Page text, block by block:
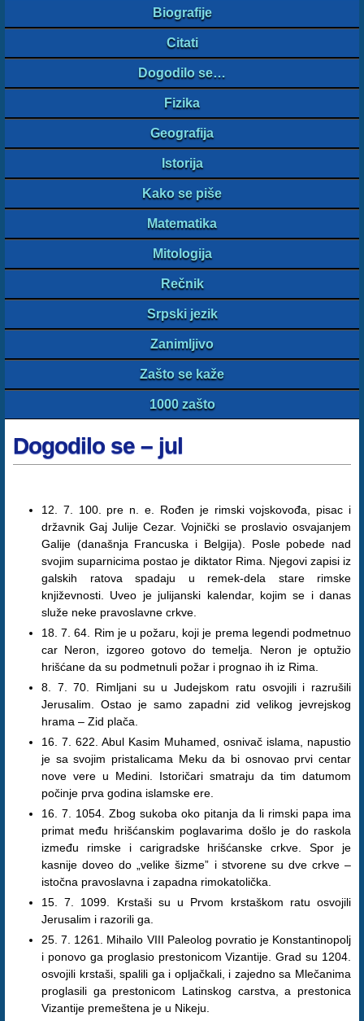
Biografije
Citati
Dogodilo se…
Fizika
Geografija
Istorija
Kako se piše
Matematika
Mitologija
Rečnik
Srpski jezik
Zanimljivo
Zašto se kaže
1000 zašto
Dogodilo se – jul
12. 7. 100. pre n. e. Rođen je rimski vojskovođa, pisac i
državnik Gaj Julije Cezar. Vojnički se proslavio osvajanjem
Galije (današnja Francuska i Belgija). Posle pobede nad
svojim suparnicima postao je diktator Rima. Njegovi zapisi iz
galskih ratova spadaju u remek-dela stare rimske
književnosti. Uveo je julijanski kalendar, kojim se i danas
služe neke pravoslavne crkve.
18. 7. 64. Rim je u požaru, koji je prema legendi podmetnuo
car Neron, izgoreo gotovo do temelja. Neron je optužio
hrišćane da su podmetnuli požar i prognao ih iz Rima.
8. 7. 70. Rimljani su u Judejskom ratu osvojili i razrušili
Jerusalim. Ostao je samo zapadni zid velikog jevrejskog
hrama – Zid plača.
16. 7. 622. Abul Kasim Muhamed, osnivač islama, napustio
je sa svojim pristalicama Meku da bi osnovao prvi centar
nove vere u Medini. Istoričari smatraju da tim datumom
počinje prva godina islamske ere.
16. 7. 1054. Zbog sukoba oko pitanja da li rimski papa ima
primat među hrišćanskim poglavarima došlo je do raskola
između rimske i carigradske hrišćanske crkve. Spor je
kasnije doveo do „velike šizme” i stvorene su dve crkve –
istočna pravoslavna i zapadna rimokatolička.
15. 7. 1099. Krstaši su u Prvom krstaškom ratu osvojili
Jerusalim i razorili ga.
25. 7. 1261. Mihailo VIII Paleolog povratio je Konstantinopolj
i ponovo ga proglasio prestonicom Vizantije. Grad su 1204.
osvojili krstaši, spalili ga i opljačkali, i zajedno sa Mlečanima
proglasili ga prestonicom Latinskog carstva, a prestonica
Vizantije premeštena je u Nikeju.